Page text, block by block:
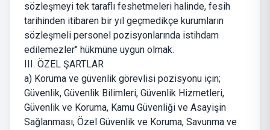
sözleşmeyi tek taraflı feshetmeleri halinde, fesih
tarihinden itibaren bir yıl geçmedikçe kurumların
sözleşmeli personel pozisyonlarında istihdam
edilemezler" hükmüne uygun olmak.
III. ÖZEL ŞARTLAR
a) Koruma ve güvenlik görevlisi pozisyonu için;
Güvenlik, Güvenlik Bilimleri, Güvenlik Hizmetleri,
Güvenlik ve Koruma, Kamu Güvenliği ve Asayişin
Sağlanması, Özel Güvenlik ve Koruma, Savunma ve